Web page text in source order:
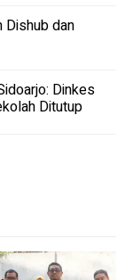
Dishub dan
Dinkes
Ditutup